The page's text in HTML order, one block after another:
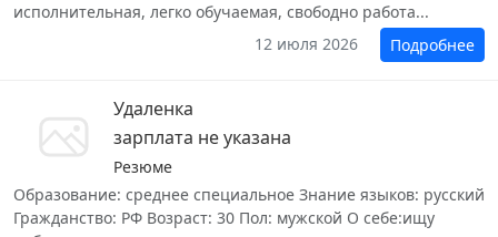
исполнительная, легко обучаемая, свободно работа...
12 июля 2026
Подробнее
Удаленка
зарплата не указана
Резюме
Образование: среднее специальное Знание языков: русский
Гражданство: РФ Возраст: 30 Пол: мужской О себе:ищу